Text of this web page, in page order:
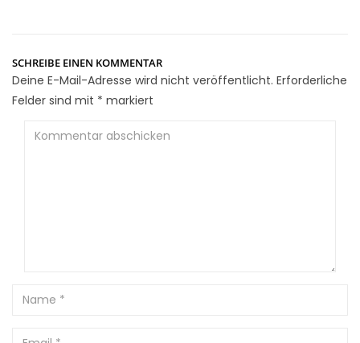
SCHREIBE EINEN KOMMENTAR
Deine E-Mail-Adresse wird nicht veröffentlicht. Erforderliche
Felder sind mit * markiert
Kommentar
Name
Email